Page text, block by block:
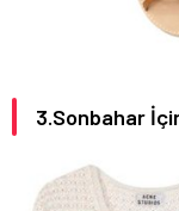
3.Sonbahar